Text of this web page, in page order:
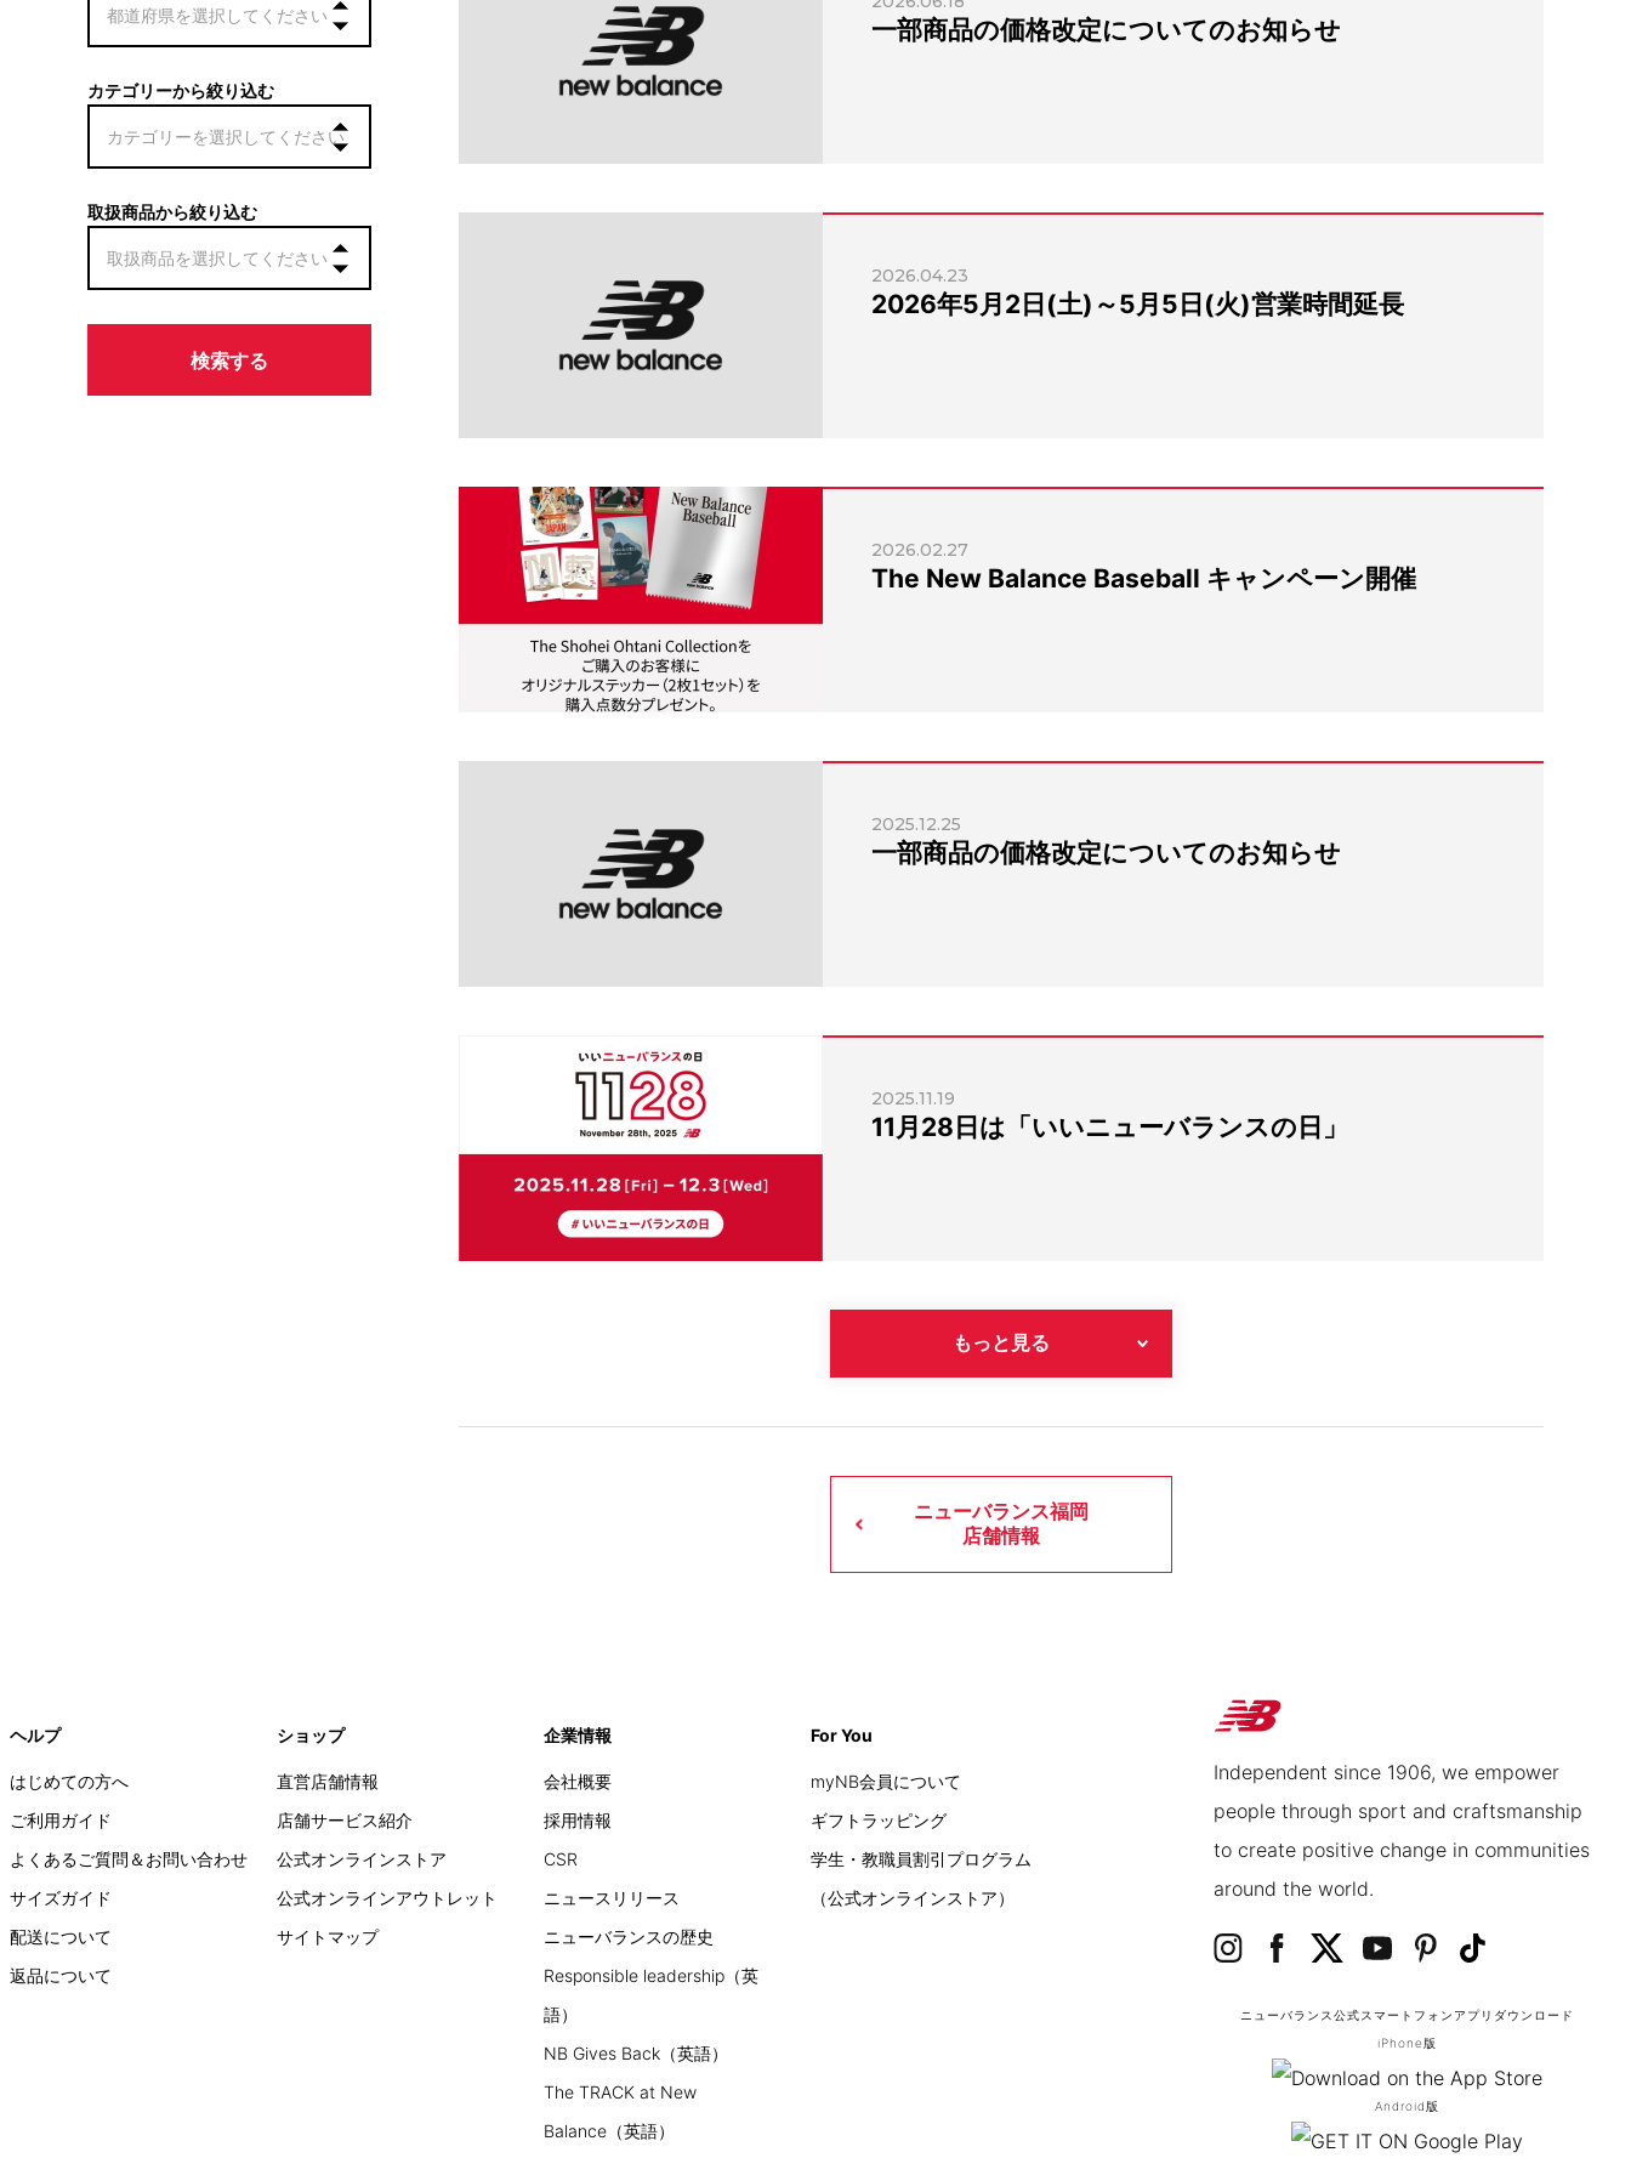
一部商品の価格改定についてのお知らせ
2026.04.23
2026年5月2日(土)～5月5日(火)営業時間延長
2026.02.27
The New Balance Baseball キャンペーン開催
2025.12.25
一部商品の価格改定についてのお知らせ
2025.11.19
11月28日は「いいニューバランスの日」
もっと見る
ニューバランス福岡
店舗情報
カテゴリーから絞り込む
取扱商品から絞り込む
ヘルプ
はじめての方へ
ご利用ガイド
よくあるご質問＆お問い合わせ
サイズガイド
配送について
返品について
ショップ
直営店舗情報
店舗サービス紹介
公式オンラインストア
公式オンラインアウトレット
サイトマップ
企業情報
会社概要
採用情報
CSR
ニュースリリース
ニューバランスの歴史
Responsible leadership（英
語）
NB Gives Back（英語）
The TRACK at New
Balance（英語）
For You
myNB会員について
ギフトラッピング
学生・教職員割引プログラム
（公式オンラインストア）
Independent since 1906, we empower
people through sport and craftsmanship
to create positive change in communities
around the world.
ニューバランス公式スマートフォンアプリ ダウンロード
iPhone版
Android版